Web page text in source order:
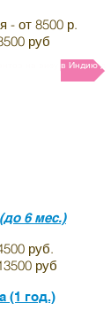
- от 8500 р.
руб
на визу в Индию
6 мес.)
руб.
руб
(1 год.)